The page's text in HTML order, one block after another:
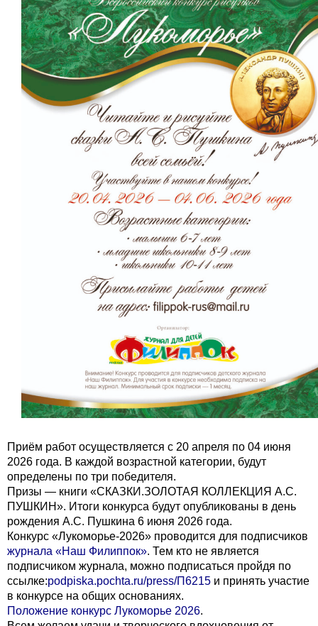
Приём работ осуществляется с 20 апреля по 04 июня
2026 года. В каждой возрастной категории, будут
определены по три победителя.
Призы — книги «СКАЗКИ.ЗОЛОТАЯ КОЛЛЕКЦИЯ А.С.
ПУШКИН». Итоги конкурса будут опубликованы в день
рождения А.С. Пушкина 6 июня 2026 года.
Конкурс «Лукоморье-2026» проводится для подписчиков
журнала «Наш Филиппок». Тем кто не является
подписчиком журнала, можно подписаться пройдя по
ссылке:podpiska.pochta.ru/press/П6215 и принять участие
в конкурсе на общих основаниях.
Положение конкурс Лукоморье 2026.